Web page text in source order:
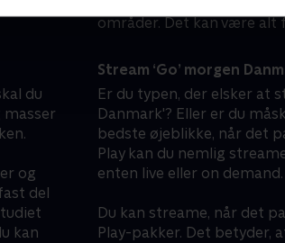
områder. Det kan være alt
du
masser
og
del
kan
Stream ‘Go’ morgen
Er du typen, der elsker at
Danmark'? Eller er du
bedste øjeblikke, når det
Play kan du nemlig
enten live eller on demand.
Du kan streame, når det
Play-pakker. Det betyder,